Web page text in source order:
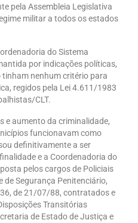
pela Assembleia Legislativa
militar a todos os estados
do Sistema
por indicações políticas,
nenhum critério para
regidos pela Lei 4.611/1983
CLT.
e aumento da criminalidade,
funcionavam como
definitivamente a ser
e a Coordenadoria do
pelos cargos de Policiais
de Segurança Penitenciário,
de 21/07/88, contratados e
Transitórias
de Estado de Justiça e